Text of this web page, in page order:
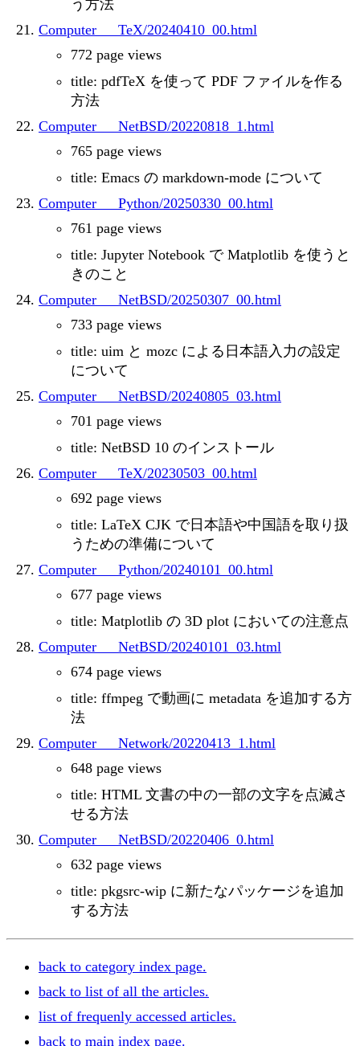
う方法
Computer___TeX/20240410_00.html
772 page views
title: pdfTeX を使って PDF ファイルを作る
方法
Computer___NetBSD/20220818_1.html
765 page views
title: Emacs の markdown-mode について
Computer___Python/20250330_00.html
761 page views
title: Jupyter Notebook で Matplotlib を使うと
きのこと
Computer___NetBSD/20250307_00.html
733 page views
title: uim と mozc による日本語入力の設定
について
Computer___NetBSD/20240805_03.html
701 page views
title: NetBSD 10 のインストール
Computer___TeX/20230503_00.html
692 page views
title: LaTeX CJK で日本語や中国語を取り扱
うための準備について
Computer___Python/20240101_00.html
677 page views
title: Matplotlib の 3D plot においての注意点
Computer___NetBSD/20240101_03.html
674 page views
title: ffmpeg で動画に metadata を追加する方
法
Computer___Network/20220413_1.html
648 page views
title: HTML 文書の中の一部の文字を点滅さ
せる方法
Computer___NetBSD/20220406_0.html
632 page views
title: pkgsrc-wip に新たなパッケージを追加
する方法
back to category index page.
back to list of all the articles.
list of frequenly accessed articles.
back to main index page.